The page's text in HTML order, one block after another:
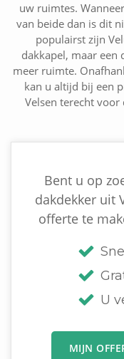
uw ruimtes.
van beide dan is dit
populairst zijn
dakkapel, maar een
meer ruimte.
kan u altijd bij een
Velsen terecht
Bent u op
dakdekker uit
offerte te
U
MIJN